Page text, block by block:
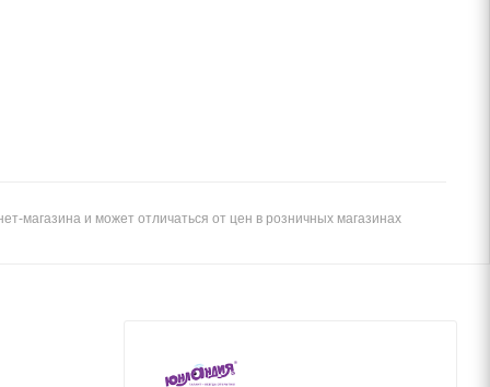
магазина и может отличаться от цен в розничных магазинах